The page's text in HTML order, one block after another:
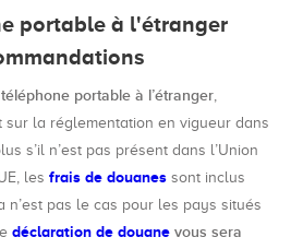
portable à l'étranger
portable à l’étranger,
sur la réglementation en vigueur dans
s’il n’est pas présent dans l’Union
les frais de douanes sont inclus
n’est pas le cas pour les pays situés
déclaration de douane vous sera